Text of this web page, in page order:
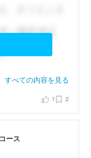
すべての内容を見る
1 2
ース